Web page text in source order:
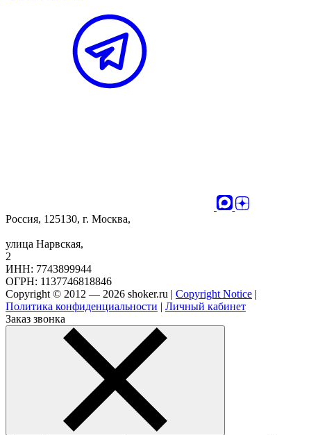
Россия, 125130, г. Москва,
улица Нарвская,
2
ИНН: 7743899944
ОГРН: 1137746818846
Copyright © 2012 — 2026 shoker.ru | Copyright Notice |
Политика конфиденциальности | Личный кабинет
Заказ звонка